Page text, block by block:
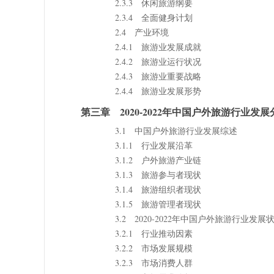
2.3.3 休闲旅游纲要
2.3.4 全面健身计划
2.4 产业环境
2.4.1 旅游业发展成就
2.4.2 旅游业运行状况
2.4.3 旅游业重要战略
2.4.4 旅游业发展形势
第三章 2020-2022年中国户外旅游行业发展
3.1 中国户外旅游行业发展综述
3.1.1 行业发展沿革
3.1.2 户外旅游产业链
3.1.3 旅游参与者现状
3.1.4 旅游组织者现状
3.1.5 旅游管理者现状
3.2 2020-2022年中国户外旅游行业发展
3.2.1 行业推动因素
3.2.2 市场发展规模
3.2.3 市场消费人群